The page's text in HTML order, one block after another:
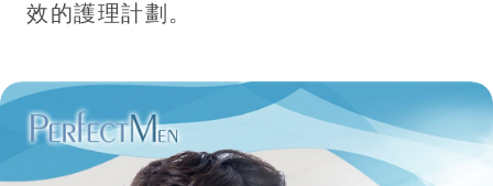
效的護理計劃。